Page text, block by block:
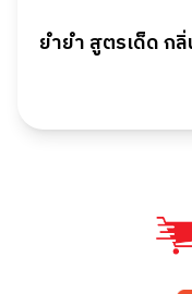
ยำยำ สูตรเด็ด ก